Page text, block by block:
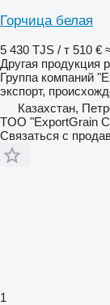
Горчица белая
5 430 TJS / т 510 €
Другая продукция
Группа компаний
экспорт,
Казахстан,
TOO "ExportGrain
Связаться с
1